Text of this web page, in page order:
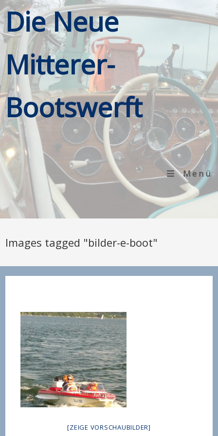
Die Neue
Mitterer-
Bootswerft
Menü
Images tagged "bilder-e-boot"
[ZEIGE VORSCHAUBILDER]